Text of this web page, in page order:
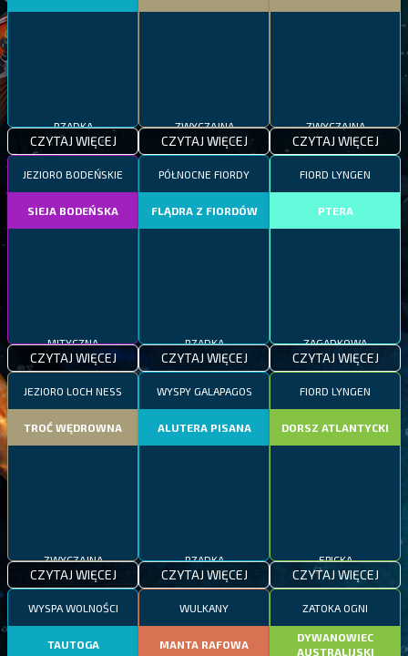
CZYTAJ WIĘCEJ CZYTAJ WIĘCEJ CZYTAJ WIĘCEJ
JEZIORO BODEŃSKIE
SIEJA BODEŃSKA
CZYTAJ WIĘCEJ
PÓŁNOCNE FIORDY
FLĄDRA Z FIORDÓW
CZYTAJ WIĘCEJ
FIORD LYNGEN
PTERA
CZYTAJ WIĘCEJ
JEZIORO LOCH NESS
TROĆ WĘDROWNA
CZYTAJ WIĘCEJ
WYSPY GALAPAGOS
ALUTERA PISANA
CZYTAJ WIĘCEJ
FIORD LYNGEN
DORSZ ATLANTYCKI
CZYTAJ WIĘCEJ
WYSPA WOLNOŚCI
TAUTOGA
WULKANY
MANTA RAFOWA
ZATOKA OGNI
DYWANOWIEC
AUSTRALIJSKI